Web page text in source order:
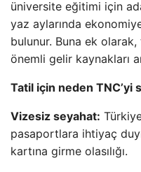
üniversite eğitimi için
yaz aylarında
bulunur. Buna ek
önemli gelir kaynakları
Tatil için neden TNC’yi
Vizesiz seyahat:
pasaportlara ihtiyaç
kartına girme olasılığı.